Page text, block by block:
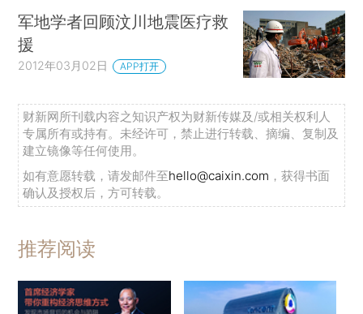
军地学者回顾汶川地震医疗救
援
2012年03月02日 APP打开
财新网所刊载内容之知识产权为财新传媒及/或相关权利人
专属所有或持有。未经许可，禁止进行转载、摘编、复制及
建立镜像等任何使用。
如有意愿转载，请发邮件至hello@caixin.com ，获得书面
确认及授权后，方可转载。
推荐阅读